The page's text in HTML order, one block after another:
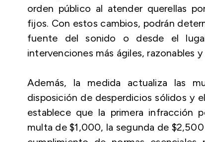
orden público al atender querellas
fijos. Con estos cambios, podrán
fuente del sonido o desde el
intervenciones más ágiles, razonables
Además, la medida actualiza las
disposición de desperdicios sólidos y
establece que la primera infracción
multa de $1,000, la segunda de